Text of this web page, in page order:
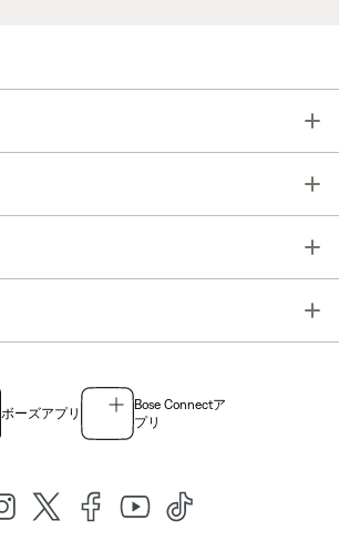
ボーズアプリ
Bose Connectア
プリ